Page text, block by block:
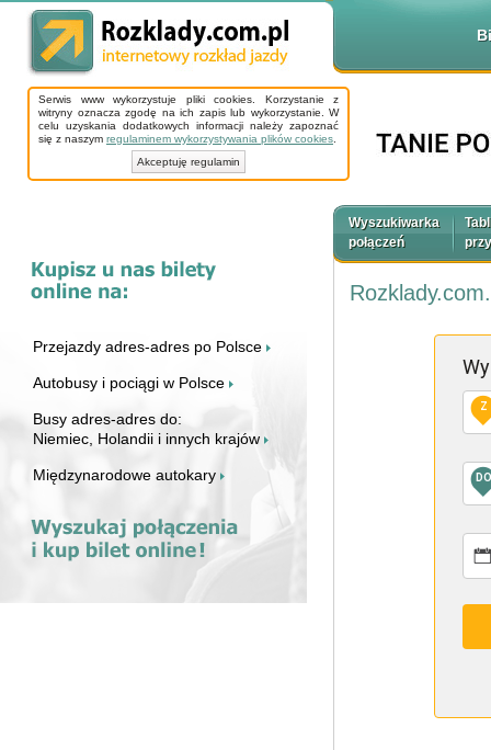
Serwis www wykorzystuje pliki cookies. Korzystanie z
witryny oznacza zgodę na ich zapis lub wykorzystanie. W
celu uzyskania dodatkowych informacji należy zapoznać
się z naszym regulaminem wykorzystywania plików cookies
Akceptuję regulamin
Przejazdy adres-adres po Polsce
Autobusy i pociągi w Polsce
Busy adres-adres do:
Niemiec, Holandii i innych krajów
Międzynarodowe autokary
Wyszukiwarka
połączeń
Z
DO